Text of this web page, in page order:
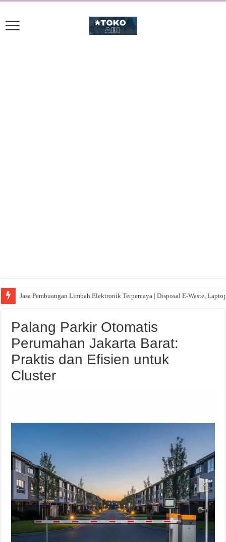
Jasa Pembuangan Limbah Elektronik Terpercaya | Disposal E-Waste,
Palang Parkir Otomatis
Perumahan Jakarta Barat:
Praktis dan Efisien untuk
Cluster